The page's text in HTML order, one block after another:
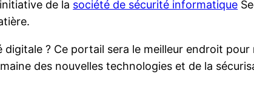
de la société de sécurité informatique
? Ce portail sera le meilleur endroit
des nouvelles technologies et de la